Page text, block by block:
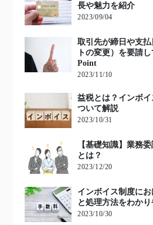
長や魅力を紹介
2023/09/04
取引先が締日や支
トの変更）を要請
Point
2023/11/10
益税とは？インボ
ついて解説
2023/10/31
【基礎知識】業務
とは？
2023/12/20
インボイス制度に
と処理方法をわか
2023/10/30